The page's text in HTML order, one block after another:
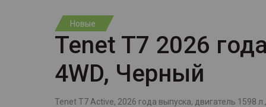
Новые
Tenet T7 2026
4WD, Черный
Tenet T7 Active, 2026 года выпуска, двигатель 1598